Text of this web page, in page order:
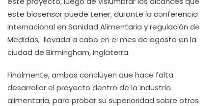
este biosensor puede tener, durante la conferencia
Internacional en Sanidad Alimentaria y regulación de
Medidas, llevada a cabo en el mes de agosto en la
ciudad de Birmingham, Inglaterra.
Finalmente, ambas concluyen que hace falta
desarrollar el proyecto dentro de la industria
alimentaria, para probar su superioridad sobre otros